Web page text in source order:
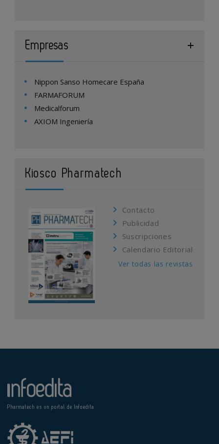
Empresas
Nippon Sanso Homecare España
FARMAFORUM
Medicalforum
AXIOM Ingeniería
Kiosco Pharmatech
Contacto
Publicidad
Suscripciones
Calendario Editorial
Ver todas las revistas
Pharmatech es un portal de Infoedita